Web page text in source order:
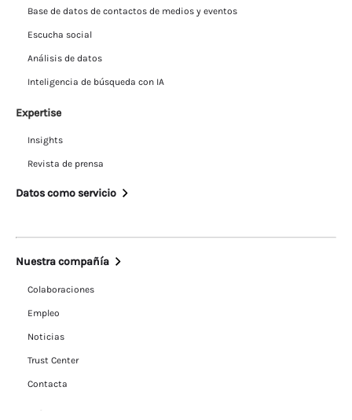
Base de datos de contactos de medios y eventos
Escucha social
Análisis de datos
Inteligencia de búsqueda con IA
Expertise
Insights
Revista de prensa
Datos como servicio
Nuestra compañía
Colaboraciones
Empleo
Noticias
Trust Center
Contacta
Legal